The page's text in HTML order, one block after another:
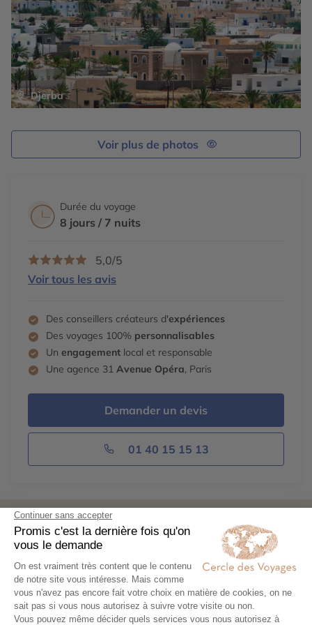
Djerba
Voir plus de photos
Durée du voyage
8 jours / 7 nuits
5,0/5
Voir tous les avis
Des conseillers créateurs d'expériences
Des voyages 100% personnalisables
Un engagement local et responsable
Une agence 31 Avenue Opéra, Paris
Demander un devis
01 40 15 15 13
Découvrez aussi